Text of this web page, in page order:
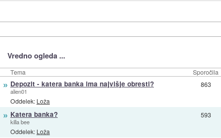
Vredno ogleda ...
Tema Sporočila
» Depozit - katera banka ima najvišje obresti?
alien01
Oddelek: Loža
863
» Katera banka?
killa bee
Oddelek: Loža
593